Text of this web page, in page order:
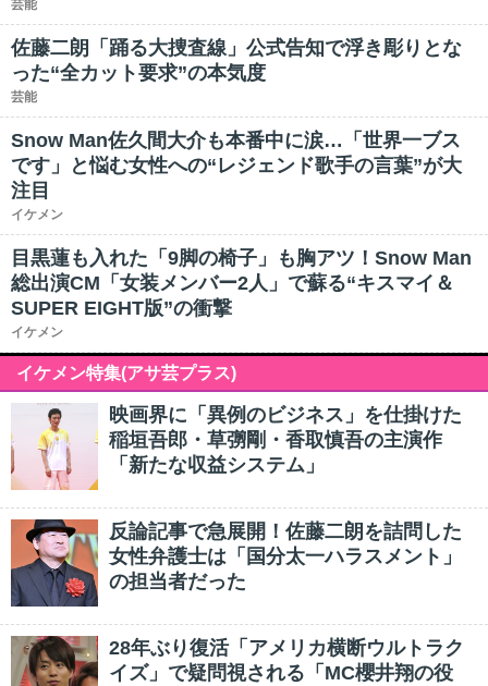
芸能
佐藤二朗「踊る大捜査線」公式告知で浮き彫りとな
った“全カット要求”の本気度
芸能
Snow Man佐久間大介も本番中に涙…「世界一ブス
です」と悩む女性への“レジェンド歌手の言葉”が大
注目
イケメン
目黒蓮も入れた「9脚の椅子」も胸アツ！Snow Man
総出演CM「女装メンバー2人」で蘇る“キスマイ＆
SUPER EIGHT版”の衝撃
イケメン
イケメン特集(アサ芸プラス)
映画界に「異例のビジネス」を仕掛けた
稲垣吾郎・草彅剛・香取慎吾の主演作
「新たな収益システム」
反論記事で急展開！佐藤二朗を詰問した
女性弁護士は「国分太一ハラスメント」
の担当者だった
28年ぶり復活「アメリカ横断ウルトラク
イズ」で疑問視される「MC櫻井翔の役